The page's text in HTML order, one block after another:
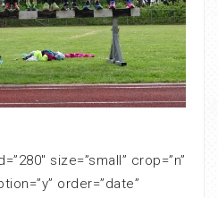
size=”small” crop=”n”
order=”date”